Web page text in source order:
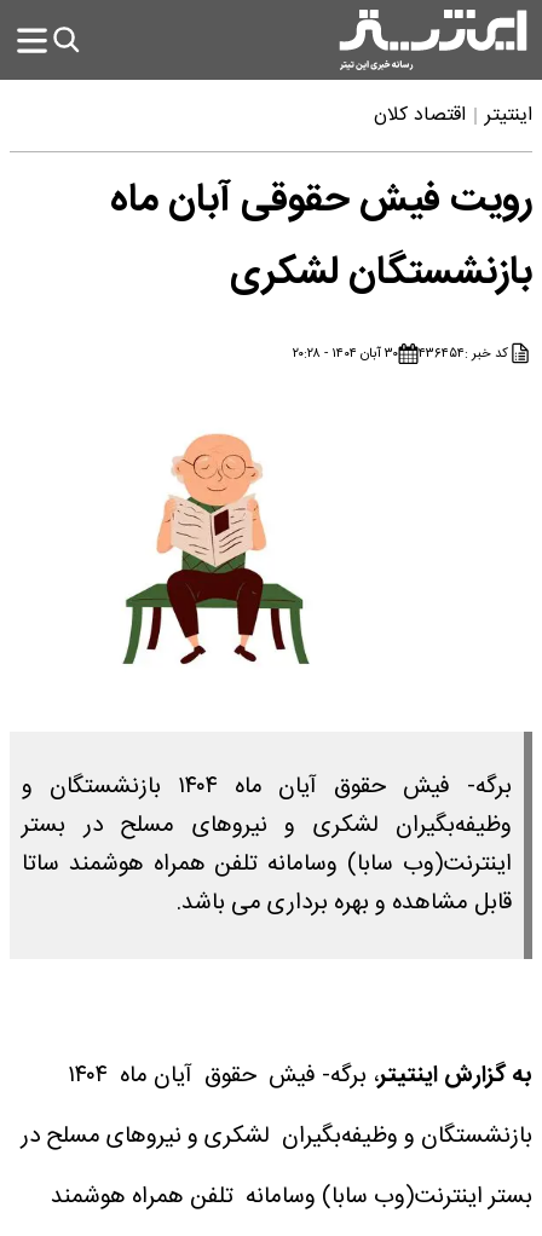
اینتیتر اقتصاد کلان
رویت فیش حقوقی آبان ماه
بازنشستگان لشکری
کد خبر :۴۳۶۴۵۴ ۳۰ آبان ۱۴۰۴ - ۲۰:۲۸
برگه- فیش حقوق آیان ماه ۱۴۰۴ بازنشستگان و
وظیفه‌بگیران لشکری و نیروهای مسلح در بستر
اینترنت(وب سابا) وسامانه تلفن همراه هوشمند ساتا
قابل مشاهده و بهره برداری می باشد.
به گزارش اینتیتر
، برگه- فیش حقوق آیان ماه ۱۴۰۴
بازنشستگان و وظیفه‌بگیران لشکری و نیروهای مسلح در
بستر اینترنت(وب سابا) وسامانه تلفن همراه هوشمند